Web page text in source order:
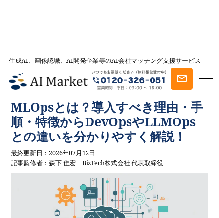
生成AI、画像認識、AI開発企業等のAI会社マッチング支援サービス
AI会社とのマッチングは AI Market
記事一覧
AIを学ぶ・知る
MLOpsとは？導入すべき理由・手順・特徴
からDevOpsやLLMOpsとの違いを分かりやすく解説！
MLOpsとは？導入すべき理由・手
順・特徴からDevOpsやLLMOps
との違いを分かりやすく解説！
最終更新日：2026年07月12日
記事監修者：森下 佳宏｜BizTech株式会社 代表取締役